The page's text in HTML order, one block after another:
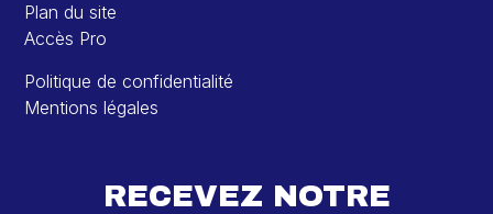
Plan du site
Accès Pro
Politique de confidentialité
Mentions légales
RECEVEZ NOTRE